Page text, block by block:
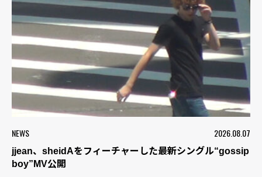
NEWS 2026.08.07
jjean、sheidAをフィーチャーした最新シングル“gossip
boy”MV公開